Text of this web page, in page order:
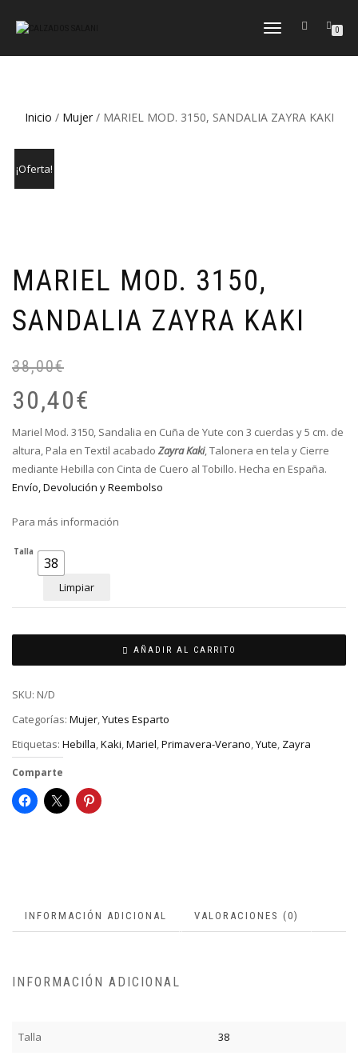
CAMBIAR
0
Inicio / Mujer/ MARIEL MOD. 3150, SANDALIA ZAYRA KAKI
¡Oferta!
MARIEL MOD. 3150,
SANDALIA ZAYRA KAKI
38,00€
30,40€
Mariel Mod. 3150, Sandalia en Cuña de Yute con 3 cuerdas y 5 cm. de
altura, Pala en Textil acabado Zayra Kaki, Talonera en tela y Cierre
mediante Hebilla con Cinta de Cuero al Tobillo. Hecha en España.
Envío, Devolución y Reembolso
Para más información
Talla
38
Limpiar
AÑADIR AL CARRITO
SKU: N/D
Categorías: Mujer,Yutes Esparto
Etiquetas: Hebilla,Kaki,Mariel,Primavera-Verano,Yute, Zayra
Comparte
INFORMACIÓN ADICIONAL VALORACIONES (0)
INFORMACIÓN ADICIONAL
Talla 38